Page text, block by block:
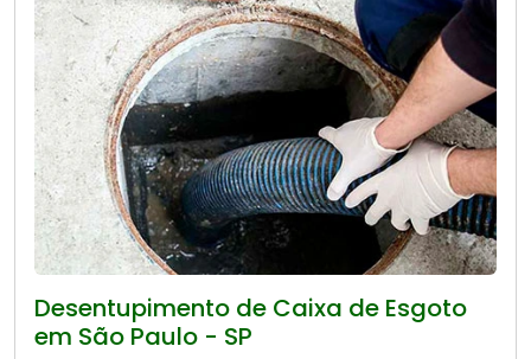
Desentupimento de Caixa de Esgoto
em São Paulo - SP